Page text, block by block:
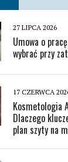
27 LIPCA 2026
Umowa o
wybrać przy
17 CZERWCA
Kosmetologia
Dlaczego
plan szyty na